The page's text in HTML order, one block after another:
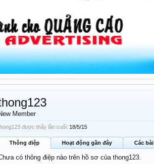
Member
được thấy lần cuối: 18/5/15
Thông điệp Hoạt động gần đây Các
có thông điệp nào trên hồ sơ của thong123.